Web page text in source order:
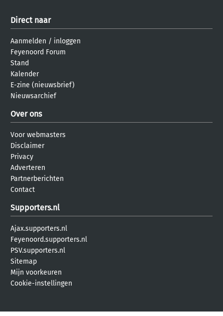
Direct naar
Aanmelden / inloggen
Feyenoord Forum
Stand
Kalender
E-zine (nieuwsbrief)
Nieuwsarchief
Over ons
Voor webmasters
Disclaimer
Privacy
Adverteren
Partnerberichten
Contact
Supporters.nl
Ajax.supporters.nl
Feyenoord.supporters.nl
PSV.supporters.nl
Sitemap
Mijn voorkeuren
Cookie-instellingen